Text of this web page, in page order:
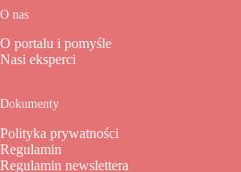
O nas
O portalu i pomyśle
Nasi eksperci
Dokumenty
Polityka prywatności
Regulamin
Regulamin newslettera